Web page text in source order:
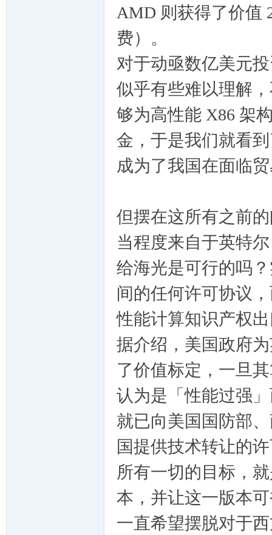
AMD 则获得了价值
费）。
对于动亟数亿美元
似乎有些难以理解
够为高性能 X86 架
金，于是我们就看
成为了我国在面临
但摆在这所有之前
当程度来自于英特
给海光是可行的吗
间的任何许可协议
性能计算知识产权
据介绍，美国政府
了价值标定，一旦
认为是「性能过强
就已向美国国防部
国提供技术转让的
所有一切的目标，
本，并让这一版本
一直希望摆脱对于